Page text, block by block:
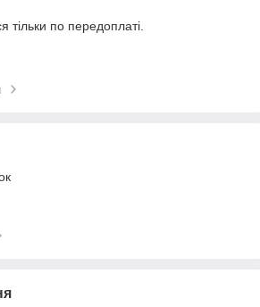
тільки по передоплаті.